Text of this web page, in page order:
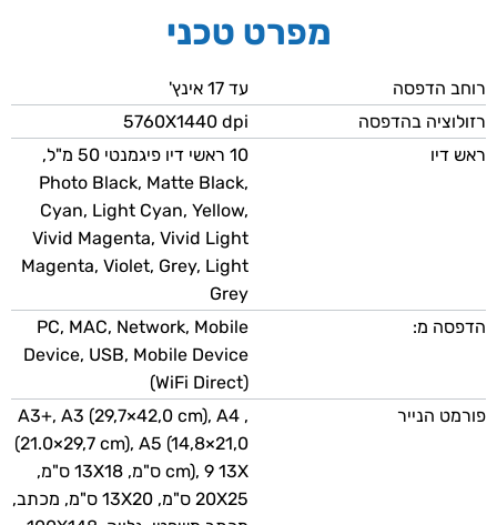
מפרט טכני
רוחב הדפסה
עד 17 אינץ'
רזולוציה בהדפסה
‎5760X1440 dpi
ראש דיו
10 ראשי דיו פיגמנטי 50 מ"ל,
Photo Black, Matte Black,
Cyan, Light Cyan, Yellow,
Vivid Magenta, Vivid Light
Magenta, Violet, Grey, Light
Grey
הדפסה מ:
PC, MAC, Network, Mobile
Device, USB, Mobile Device
(WiFi Direct)
פורמט הנייר
, A3+‎, A3 (29,7×42,0 cm), A4
(21.0×29,7 cm), A5 (14,8×21,0
cm), 9 13X ס"מ, 13X18 ס"מ,
20X25 ס"מ, 13X20 ס"מ, מכתב,